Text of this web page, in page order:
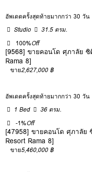
อัพเดตครั้งสุดท้ายมากกว่า 30 วัน
Studio
31.5 ตรม.
100%Off
[9568] ขายคอนโด ศุภาลัย ซิ
Rama 8]
ขาย2,627,000 ฿
อัพเดตครั้งสุดท้ายมากกว่า 30 วัน
1 Bed
36 ตรม.
-1%Off
[47958] ขายคอนโด ศุภาลัย
Resort Rama 8]
ขาย5,460,000 ฿